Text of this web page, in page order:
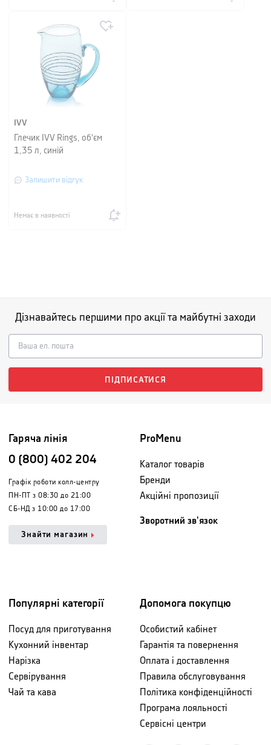
IVV
Глечик IVV Rings, об'єм
1,35 л, синій
Залишити відгук
Немає в наявності
Дізнавайтесь першими про акції та майбутні заходи
ПІДПИСАТИСЯ
Гаряча лінія
0 (800) 402 204
Графік роботи колл-центру
ПН-ПТ з 08:30 до 21:00
СБ-НД з 10:00 до 17:00
Знайти магазин
ProMenu
Каталог товарів
Бренди
Акційні пропозиції
Зворотний зв'язок
Популярні категорії
Посуд для приготування
Кухонний інвентар
Нарізка
Сервірування
Чай та кава
Допомога покупцю
Особистий кабінет
Гарантія та повернення
Оплата і доставлення
Правила обслуговування
Політика конфіденційності
Програма лояльності
Сервісні центри